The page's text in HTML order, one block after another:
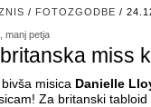
/ FOTOZGODBE /
manj petja
miss
misica Danielle
Za britanski tabloid